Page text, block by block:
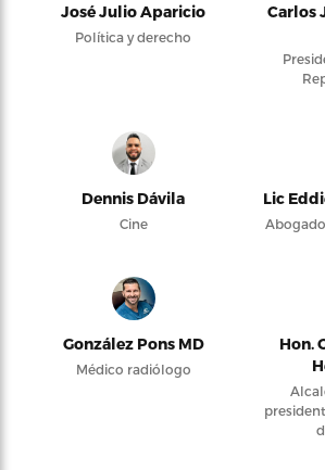
José Julio Aparicio
Política y derecho
Carlos
Dennis Dávila
Cine
Lic
González Pons MD
Médico radiólogo
Hon.